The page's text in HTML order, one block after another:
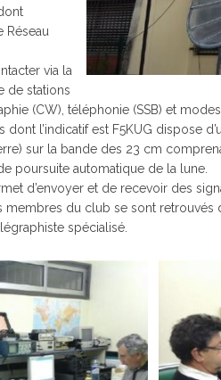
Réseau
via la
de stations
(CW), téléphonie (SSB) et
dont l’indicatif est F5KUG dispose
sur la bande des 23 cm
poursuite automatique de la lune.
d’envoyer et de recevoir des
membres du club se sont
spécialisé.